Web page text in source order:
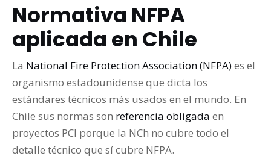
Normativa NFPA
aplicada en Chile
La National Fire Protection Association (NFPA)es el
organismo estadounidense que dicta los
estándares técnicos más usados en el mundo. En
Chile sus normas son referencia obligada en
proyectos PCI porque la NCh no cubre todo el
detalle técnico que sí cubre NFPA.